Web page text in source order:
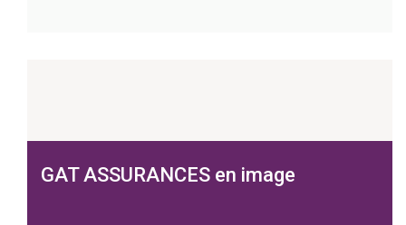
GAT ASSURANCES en image